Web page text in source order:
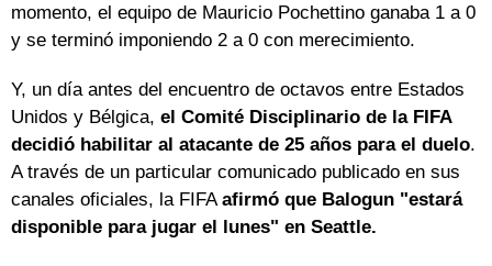
momento, el equipo de Mauricio Pochettino ganaba 1 a 0
y se terminó imponiendo 2 a 0 con merecimiento.
Y, un día antes del encuentro de octavos entre Estados
Unidos y Bélgica, el Comité Disciplinario de la FIFA
decidió habilitar al atacante de 25 años para el duelo.
A través de un particular comunicado publicado en sus
canales oficiales, la FIFAafirmó que Balogun "estará
disponible para jugar el lunes" en Seattle.